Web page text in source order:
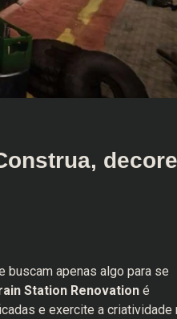
decore
buscam apenas algo para se
Station Renovationé
e exercite a criatividade